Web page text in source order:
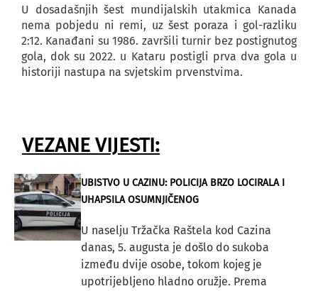
U dosadašnjih šest mundijalskih utakmica Kanada
nema pobjedu ni remi, uz šest poraza i gol-razliku
2:12. Kanađani su 1986. završili turnir bez postignutog
gola, dok su 2022. u Kataru postigli prva dva gola u
historiji nastupa na svjetskim prvenstvima.
VEZANE VIJESTI:
UBISTVO U CAZINU: POLICIJA BRZO LOCIRALA I
UHAPSILA OSUMNJIČENOG
U naselju Tržačka Raštela kod Cazina
danas, 5. augusta je došlo do sukoba
između dvije osobe, tokom kojeg je
upotrijebljeno hladno oružje. Prema